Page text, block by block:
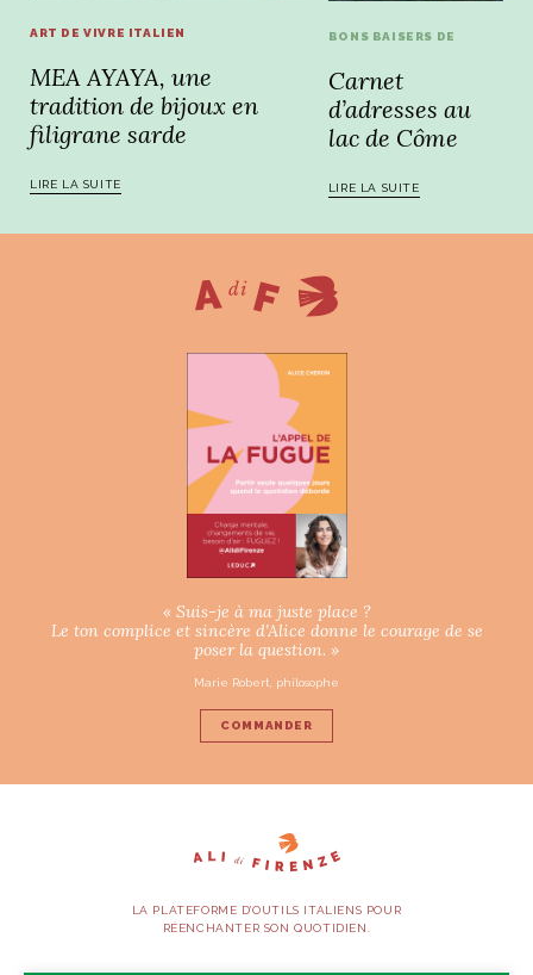
ART DE VIVRE ITALIEN
MEA AYAYA, une
tradition de bijoux en
filigrane sarde
LIRE LA SUITE
BONS BAISERS DE
Carnet
d’adresses au
lac de Côme
LIRE LA SUITE
« Suis-je à ma juste place ?
Le ton complice et sincère d’Alice donne le courage de se
poser la question. »
Marie Robert, philosophe
COMMANDER
LA PLATEFORME D’OUTILS ITALIENS POUR
RÉENCHANTER SON QUOTIDIEN.